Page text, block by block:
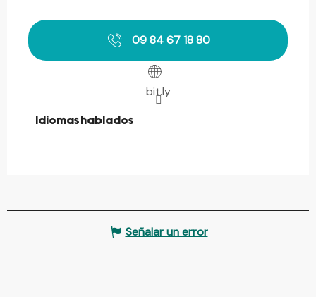
09 84 67 18 80
bit.ly
Idiomas hablados
Idiomas hablados
Señalar un error